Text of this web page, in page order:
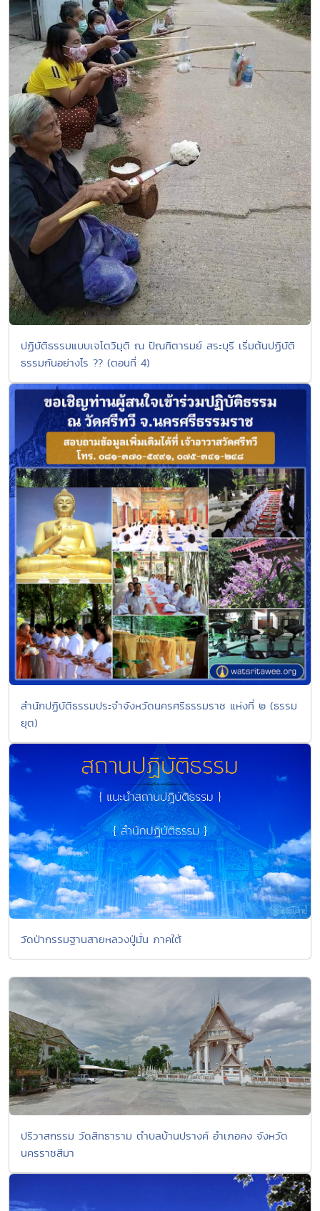
ปฏิบัติธรรมแบบเจโตวิมุติ ณ ปัณฑิตารมย์ สระบุรี เริ่มต้นปฏิบัติ
ธรรมกันอย่างไร ?? (ตอนที่ 4)
สำนักปฏิบัติธรรมประจำจังหวัดนครศรีธรรมราช แห่งที่ ๒ (ธรรม
ยุต)
วัดป่ากรรมฐานสายหลวงปู่มั่น ภาคใต้
ปริวาสกรรม วัดสิทธาราม ตำบลบ้านปรางค์ อำเภอคง จังหวัด
นครราชสีมา